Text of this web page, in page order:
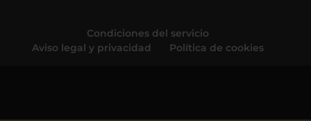
Condiciones del servicio
Aviso legal y privacidad
Política de cookies